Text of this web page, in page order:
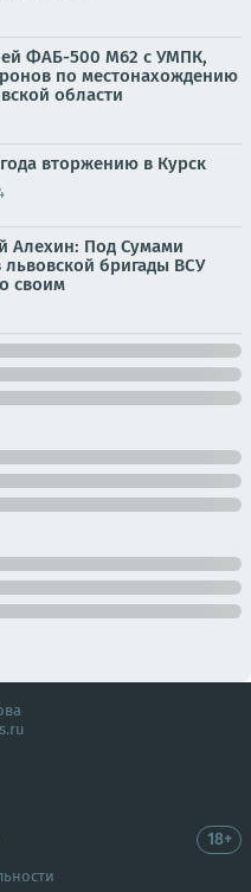
ФАБ-500 М62 с УМПК,
по местонахождению
области
вторжению в Курск
Алехин: Под Сумами
бригады ВСУ
своим
18+